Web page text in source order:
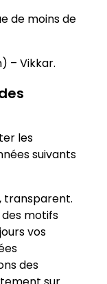
de moins de
– Vikkar.
les
suivants
transparent.
motifs
vos
des